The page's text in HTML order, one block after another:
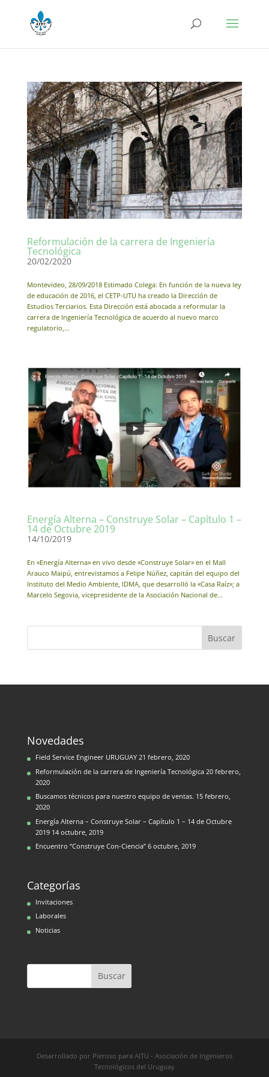
Reformulación de la carrera de Ingeniería
Tecnológica
20/02/2020
Montevideo, 28/09/2018 Estimado Colega: En función de la nueva ley
de educación de 2016, el CETP-UTU ha creado la Dirección de
Estudios Terciarios. Esta Dirección está abocada a reformular la
carrera de Ingeniería Tecnológica de acuerdo al nuevo marco
regulatorio,...
Energía Alterna – Construye Solar – Capítulo 1 –
14 de Octubre 2019
14/10/2019
En «Energía Alterna» en vivo desde «Construye Solar» en el Mall
Arauco Maipú, entrevistamos a Felipe Núñez, capitán del equipo del
Instituto del Medio Ambiente, IDMA, que desarrolló la «Casa Raíz»; a
Marcelo Segovia, vicepresidente de la Asociación Nacional de...
Novedades
Field Service Engineer URUGUAY 21 febrero, 2020
Reformulación de la carrera de Ingeniería Tecnológica 20 febrero,
2020
Buscamos técnicos para nuestro equipo de ventas. 15 febrero,
2020
Energía Alterna – Construye Solar – Capítulo 1 – 14 de Octubre
2019 14 octubre, 2019
Encuentro “Construye Con-Ciencia” 6 octubre, 2019
Categorías
Invitaciones
Laborales
Noticias
Desarrollado por Piensso para AITU - Asociación de Ingenieros
Tecnológicos del Uruguay